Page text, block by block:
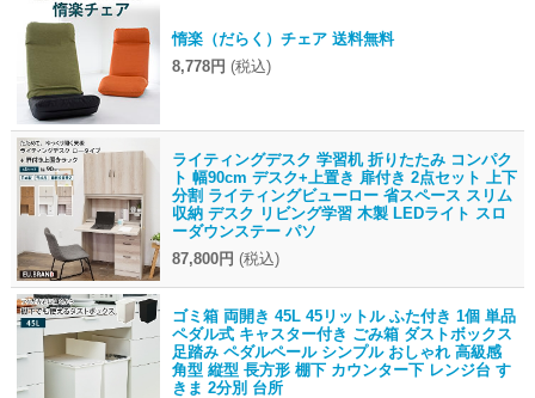
惰楽（だらく）チェア 送料無料
8,778円 (税込)
ライティングデスク 学習机 折りたたみ コンパク
ト 幅90cm デスク+上置き 扉付き 2点セット 上下
分割 ライティングビューロー 省スペース スリム
収納 デスク リビング学習 木製 LEDライト スロ
ーダウンステー パソ
87,800円 (税込)
ゴミ箱 両開き 45L 45リットル ふた付き 1個 単品
ペダル式 キャスター付き ごみ箱 ダストボックス
足踏み ペダルペール シンプル おしゃれ 高級感
角型 縦型 長方形 棚下 カウンター下 レンジ台 す
きま 2分別 台所